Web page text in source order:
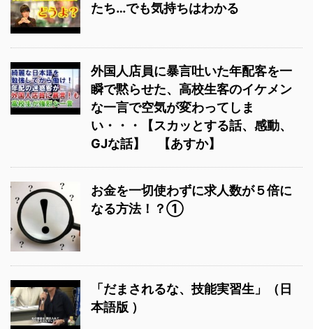
たち…でも気持ちはわかる
外国人店員に暴言吐いた年配客を一
瞬で黙らせた、高校生客のイケメン
な一言で空気が変わってしま
い・・・【スカッとする話、感動、
GJな話】 【あすか】
お金を一切使わずに求人数が５倍に
なる方法！？①
「だまされるな、技能実習生」（日
本語版 ）